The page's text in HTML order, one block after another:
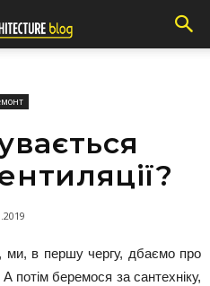
ми, в першу чергу, дбаємо про
потім беремося за сантехніку,